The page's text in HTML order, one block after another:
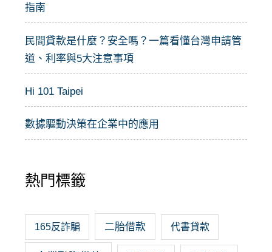
指南
民間貸款是什麼？安全嗎？一篇看懂台灣申請管
道、利率與5大注意事項
Hi 101 Taipei
數據驅動決策在企業中的應用
熱門標籤
165反詐騙 二胎借款 代書貸款